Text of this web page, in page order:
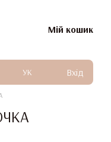
Мій кошик
УК Вхід